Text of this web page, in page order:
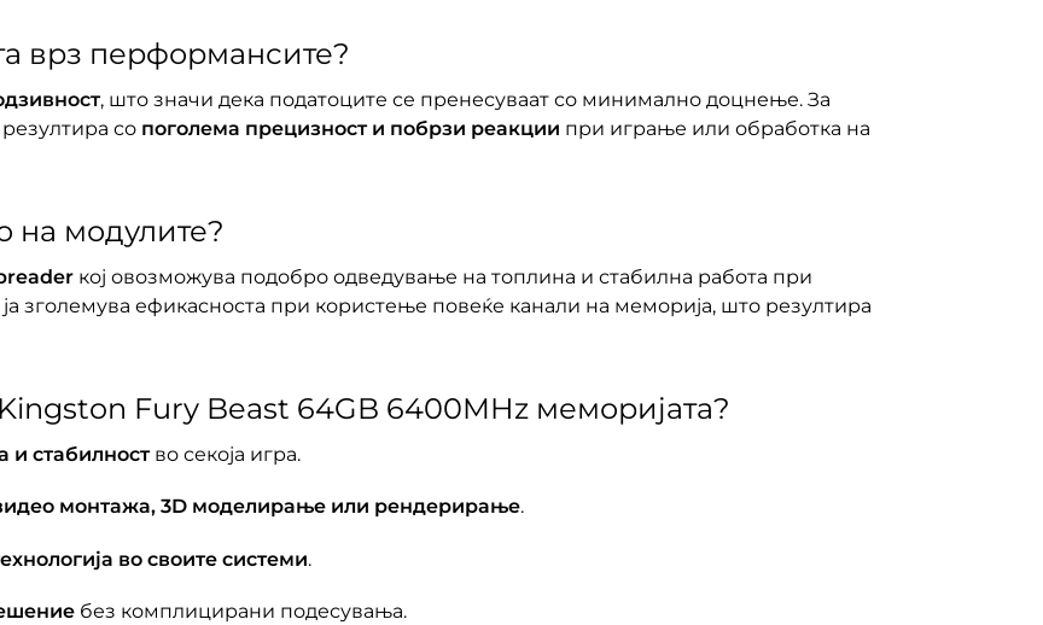
врз перформансите?
, што значи дека податоците се пренесуваат со минимално доцнење. За
со поголема прецизност и побрзи реакции при играње или обработка на
на модулите?
кој овозможува подобро одведување на топлина и стабилна работа при
ја зголемува ефикасноста при користење повеќе канали на меморија, што резултира
Fury Beast 64GB 6400MHz меморијата?
и стабилноство секоја игра.
монтажа, 3D моделирање или рендерирање.
во своите системи.
без комплицирани подесувања.